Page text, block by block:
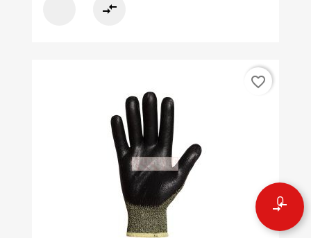
0
compare_arrows
compare_arrows
favorite_border